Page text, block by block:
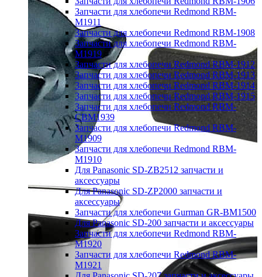
Запчасти для хлебопечи Redmond RBM-
M1911
Запчасти для хлебопечи Redmond RBM-1908
Запчасти для хлебопечи Redmond RBM-
M1919
Запчасти для хлебопечи Redmond RBM-1912
Запчасти для хлебопечи Redmond RBM-1913
Запчасти для хлебопечи Redmond RBM-1914
Запчасти для хлебопечи Redmond RBM-1915
Запчасти для хлебопечи Redmond RBM-
CBM1939
Запчасти для хлебопечи Redmond RBM-
M1909
Запчасти для хлебопечи Redmond RBM-
M1910
Для Panasonic SD-ZB2512 запчасти и
аксессуары
Для Panasonic SD-ZP2000 запчасти и
аксессуары
Запчасти для хлебопечи Gurman GR-BM1500
Для Panasonic SD-200 запчасти и аксессуары
Запчасти для хлебопечи Redmond RBM-
M1920
Запчасти для хлебопечи Redmond RBM-
M1921